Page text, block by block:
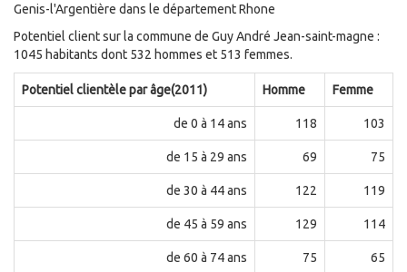
Genis-l'Argentière dans le département Rhone
Potentiel client sur la commune de Guy André Jean-saint-magne :
1045 habitants dont 532 hommes et 513 femmes.
Potentiel clientèle par âge(2011) Homme Femme
de 0 à 14 ans 118 103
de 15 à 29 ans 69 75
de 30 à 44 ans 122 119
de 45 à 59 ans 129 114
de 60 à 74 ans 75 65